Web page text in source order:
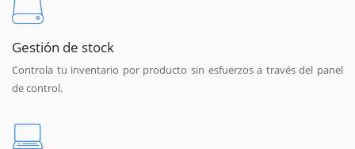
Gestión de stock
Controla tu inventario por producto sin esfuerzos a través del panel
de control.